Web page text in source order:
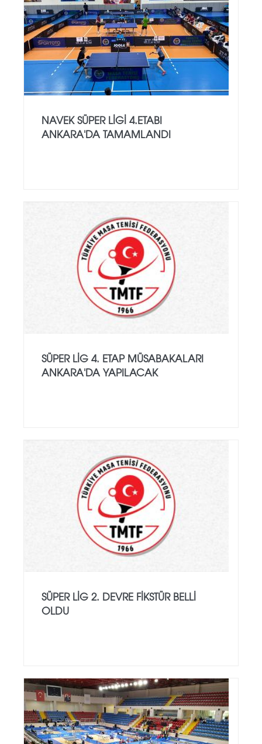
NAVEK SÜPER LIGI 4.ETABI
ANKARA'DA TAMAMLANDI
SÜPER LIG 4. ETAP MÜSABAKALARI
ANKARA'DA YAPILACAK
SÜPER LİG 2. DEVRE FIKSTÜR BELLI
OLDU